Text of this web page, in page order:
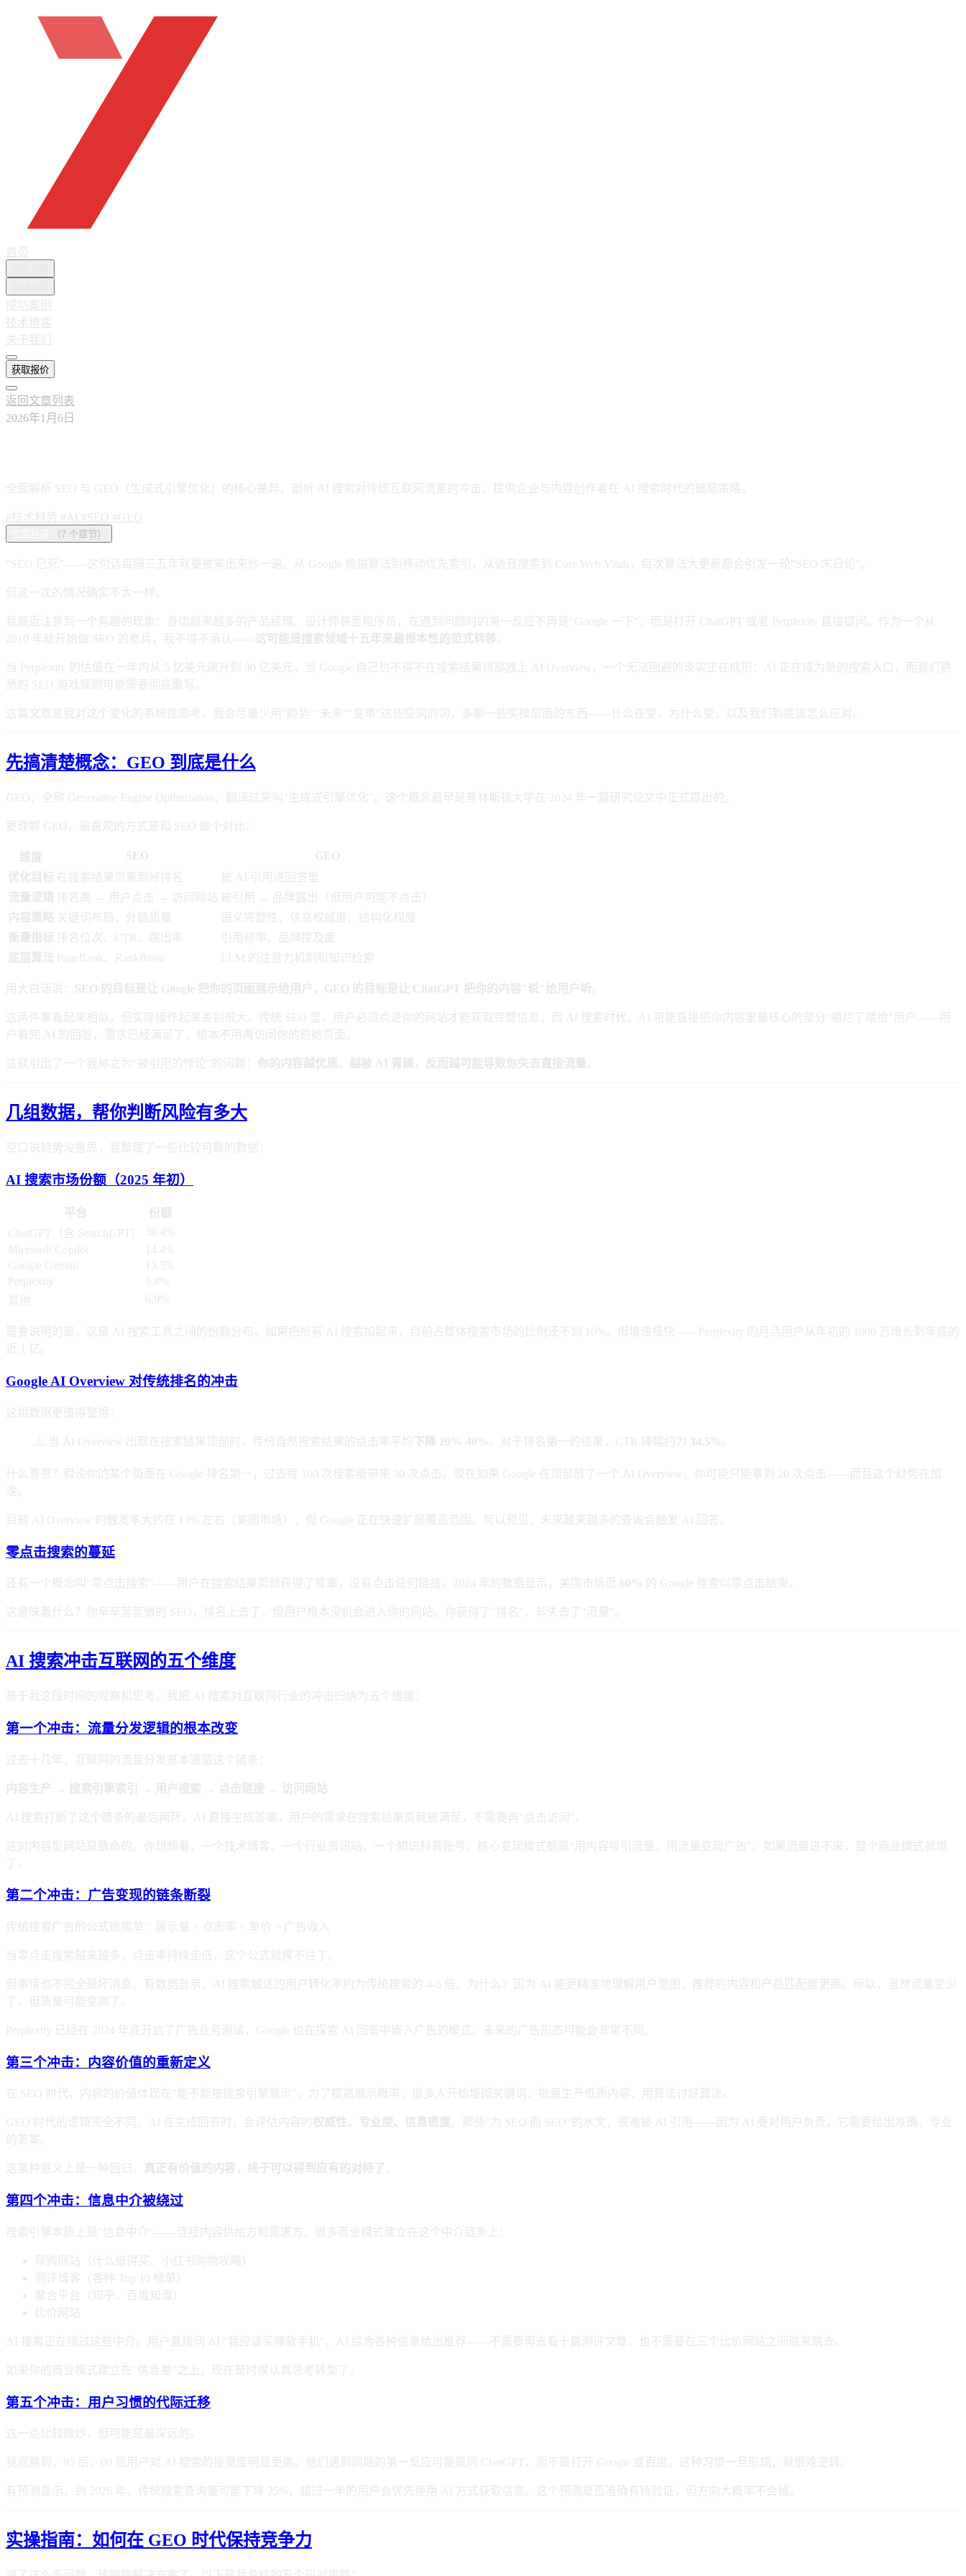
首页
成功案例
技术博客
关于我们
获取报价
返回文章列表
2026年1月6日
全面解析 SEO 与 GEO（生成式引擎优化）的核心差异，剖析 AI 搜索对传统互联网流量的冲击，提供企业与内容创作者在 AI 搜索时代的破局策略。
#技术趋势 #AI #SEO #GEO
（7 个章节）
"SEO 已死"——这句话每隔三五年就要被拿出来炒一遍。从 Google 熊猫算法到移动优先索引，从语音搜索到 Core Web Vitals，每次算法大更新都会引发一轮"SEO 末日论"。
但这一次的情况确实不太一样。
我最近注意到一个有趣的现象：身边越来越多的产品经理、设计师甚至程序员，在遇到问题时的第一反应不再是"Google 一下"，而是打开 ChatGPT 或者 Perplexity 直接提问。作为一个从
2010 年就开始做 SEO 的老兵，我不得不承认—— 这可能是搜索领域十五年来最根本性的范式转移
当 Perplexity 的估值在一年内从 5 亿美元飙升到 90 亿美元，当 Google 自己也不得不在搜索结果顶部放上 AI Overview，一个无法回避的现实正在成形：AI 正在成为新的搜索入口，而我们熟
悉的 SEO 游戏规则可能需要彻底重写。
这篇文章是我对这个变化的系统性思考。我会尽量少用"趋势""未来""变革"这些空洞的词，多聊一些实操层面的东西——什么在变，为什么变，以及我们到底该怎么应对。
先搞清楚概念：GEO 到底是什么
GEO，全称 Generative Engine Optimization，翻译过来叫"生成式引擎优化"。这个概念最早是普林斯顿大学在 2024 年一篇研究论文中正式提出的。
要理解 GEO，最直观的方式是和 SEO 做个对比：
维度 SEO
GEO
优化目标 在搜索结果页拿到好排名
被 AI 引用进回答里
流量逻辑 排名高 → 用户点击 → 访问网站 被引用 → 品牌露出（但用户可能不点击）
内容策略 关键词布局、外链质量
语义完整性、信息权威度、结构化程度
衡量指标 排名位次、CTR、跳出率
引用频率、品牌提及度
底层算法 PageRank、RankBrain LLM 的注意力机制和知识检索
用大白话说： SEO 的目标是让 Google 把你的页面展示给用户，GEO 的目标是让 ChatGPT 把你的内容"说"给用户听
这两件事看起来相似，但实际操作起来差别很大。传统 SEO 里，用户必须点进你的网站才能获取完整信息；而 AI 搜索时代，AI 可能直接把你内容里最核心的部分"嚼烂了喂给"用户——用
户看完 AI 的回答，需求已经满足了，根本不用再访问你的原始页面。
这就引出了一个我称之为"被引用的悖论"的问题： 你的内容越优质、越被 AI 青睐，反而越可能导致你失去直接流量
几组数据，帮你判断风险有多大
空口说趋势没意思，我整理了一些比较可靠的数据：
AI 搜索市场份额（2025 年初）
平台
份额
ChatGPT（含 SearchGPT）
59.4%
Microsoft Copilot
14.4%
Google Gemini
13.5%
Perplexity
5.8%
其他
6.9%
需要说明的是，这是 AI 搜索工具之间的份额分布。如果把所有 AI 搜索加起来，目前占整体搜索市场的比例还不到 10%。但增速极快——Perplexity 的月活用户从年初的 1000 万增长到年底的
近 1 亿。
Google AI Overview 对传统排名的冲击
这组数据更值得警惕：
⚠️ 当 AI Overview 出现在搜索结果顶部时，传统自然搜索结果的点击率平均下降 20%-40% 。对于排名第一的结果，CTR 降幅约为 34.5%
什么意思？假设你的某个页面在 Google 排名第一，过去每 100 次搜索能带来 30 次点击。现在如果 Google 在顶部放了一个 AI Overview，你可能只能拿到 20 次点击——而且这个趋势在加
速。
目前 AI Overview 的触发率大约在 13% 左右（美国市场），但 Google 正在快速扩展覆盖范围。可以预见，未来越来越多的查询会触发 AI 回答。
零点击搜索的蔓延
还有一个概念叫"零点击搜索"——用户在搜索结果页就获得了答案，没有点击任何链接。2024 年的数据显示，美国市场近 60% 的 Google 搜索以零点击结束。
这意味着什么？你辛辛苦苦做的 SEO，排名上去了，但用户根本没机会进入你的网站。你获得了"排名"，却失去了"流量"。
AI 搜索冲击互联网的五个维度
基于我这段时间的观察和思考，我把 AI 搜索对互联网行业的冲击归纳为五个维度：
第一个冲击：流量分发逻辑的根本改变
过去十几年，互联网的流量分发基本遵循这个链条：
内容生产 → 搜索引擎索引 → 用户搜索 → 点击链接 → 访问网站
AI 搜索打断了这个链条的最后两环。AI 直接生成答案，用户的需求在搜索结果页就被满足，不需要再"点击访问"。
这对内容型网站是致命的。你想想看，一个技术博客、一个行业资讯站、一个知识科普账号，核心变现模式都是"用内容吸引流量，用流量变现广告"。如果流量进不来，整个商业模式就塌
了。
第二个冲击：广告变现的链条断裂
传统搜索广告的公式很简单：展示量 × 点击率 × 单价 = 广告收入
当零点击搜索越来越多，点击率持续走低，这个公式就撑不住了。
但事情也不完全是坏消息。有数据显示，AI 搜索触达的用户转化率约为传统搜索的 4-5 倍。为什么？因为 AI 能更精准地理解用户意图，推荐的内容和产品匹配度更高。所以，虽然流量变少
了，但质量可能变高了。
Perplexity 已经在 2024 年底开启了广告业务测试，Google 也在探索 AI 回答中嵌入广告的模式。未来的广告形态可能会非常不同。
第三个冲击：内容价值的重新定义
在 SEO 时代，内容的价值体现在"能不能被搜索引擎展示"。为了提高展示概率，很多人开始堆砌关键词、批量生产低质内容、用算法讨好算法。
GEO 时代的逻辑完全不同。AI 在生成回答时，会评估内容的 权威性、专业度、信息密度 。那些"为 SEO 而 SEO"的水文，很难被 AI 引用——因为 AI 要对用户负责，它需要给出准确、专业
的答案。
这某种意义上是一种回归。 真正有价值的内容，终于可以得到应有的对待了
第四个冲击：信息中介被绕过
搜索引擎本质上是"信息中介"——连接内容供给方和需求方。很多商业模式建立在这个中介链条上：
导购网站（什么值得买、小红书购物攻略）
测评博客（各种 Top 10 榜单）
聚合平台（知乎、百度知道）
比价网站
AI 搜索正在绕过这些中介。用户直接问 AI "我应该买哪款手机"，AI 综合各种信息给出推荐——不需要再去看十篇测评文章，也不需要在三个比价网站之间跳来跳去。
如果你的商业模式建立在"信息差"之上，现在是时候认真思考转型了。
第五个冲击：用户习惯的代际迁移
这一点比较微妙，但可能是最深远的。
我观察到，95 后、00 后用户对 AI 搜索的接受度明显更高。他们遇到问题的第一反应可能是问 ChatGPT，而不是打开 Google 或百度。这种习惯一旦形成，就很难逆转。
有预测显示，到 2026 年，传统搜索查询量可能下降 25%，超过一半的用户会优先使用 AI 方式获取信息。这个预测是否准确有待验证，但方向大概率不会错。
实操指南：如何在 GEO 时代保持竞争力